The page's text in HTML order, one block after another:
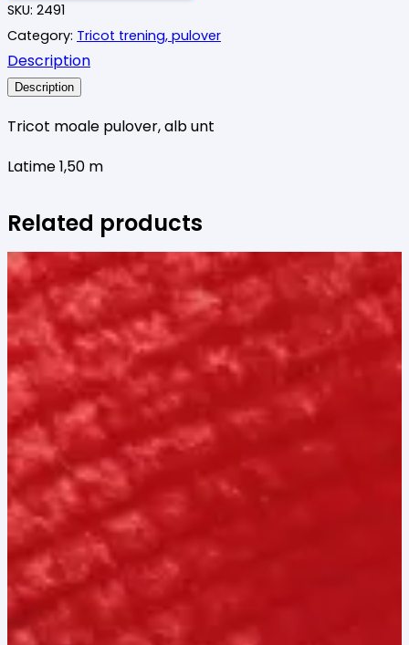
alb
unt
SKU: 2491
Category: Tricot trening, pulover
Description
Description
Tricot moale pulover, alb unt
Latime 1,50 m
Related products